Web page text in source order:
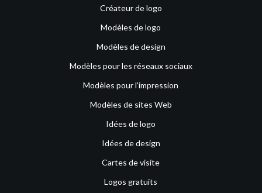
Créateur de logo
Modèles de logo
Modèles de design
Modèles pour les réseaux sociaux
Modèles pour l'impression
Modèles de sites Web
Idées de logo
Idées de design
Cartes de visite
Logos gratuits